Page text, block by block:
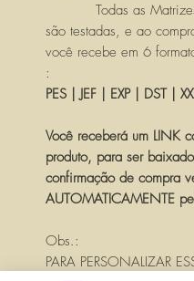
Todas as Matrizes
são testadas, e ao
você recebe em 6
:
PES | JEF | EXP | DST |
Você receberá um LINK
produto, para ser
confirmação de compra
AUTOMATICAMENTE
Obs.:
PARA PERSONALIZAR